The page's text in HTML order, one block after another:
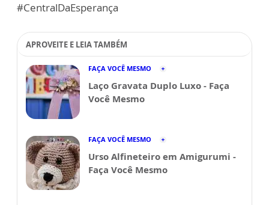
#CentralDaEsperança
APROVEITE E LEIA TAMBÉM
FAÇA VOCÊ MESMO
Laço Gravata Duplo Luxo - Faça
Você Mesmo
FAÇA VOCÊ MESMO
Urso Alfineteiro em Amigurumi -
Faça Você Mesmo